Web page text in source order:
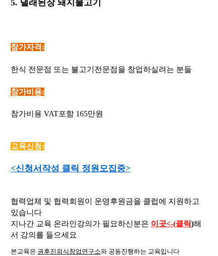
5. 댈래된장 돼지불고기
참가자격:
한식 전문점 또는 불고기전문점을 창업하실려는 분들
참가비용:
참가비용 VAT포함 165만원
교육신청:
<신청서작성 클릭 정원모집중>
협력업체 및 협력회원이 운영후원금을 클럽에 지원하고
있습니다
지나간 교육 온라인강의가 필요하신분은 이곳<-(클릭)해
서 강의를 들으세요
본교육은 권후진외식창업연구소와 공동진행하는 교육입니다